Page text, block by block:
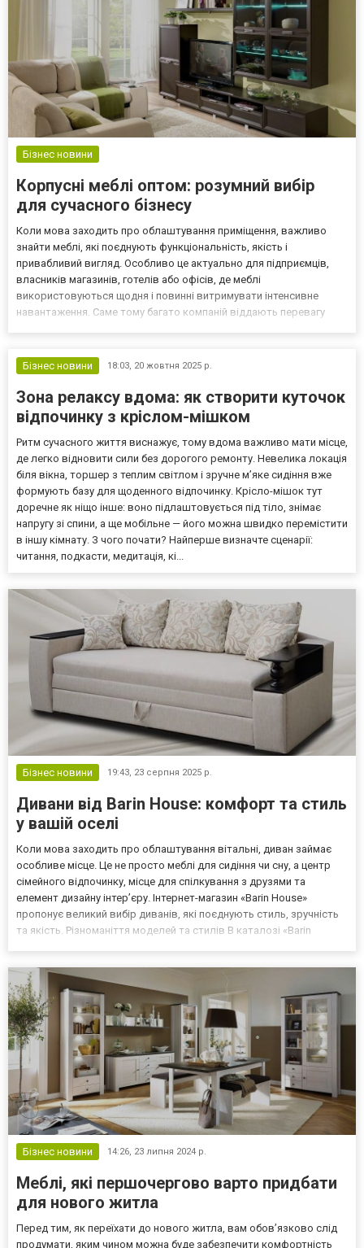
Бізнес новини
Корпусні меблі оптом: розумний вибір
для сучасного бізнесу
Коли мова заходить про облаштування приміщення, важливо
знайти меблі, які поєднують функціональність, якість і
привабливий вигляд. Особливо це актуально для підприємців,
власників магазинів, готелів або офісів, де меблі
використовуються щодня і повинні витримувати інтенсивне
навантаження. Саме тому багато компаній віддають перевагу
service.shop/ua/...
Бізнес новини 18:03, 20 жовтня 2025 р.
Зона релаксу вдома: як створити куточок
відпочинку з кріслом-мішком
Ритм сучасного життя виснажує, тому вдома важливо мати місце,
де легко відновити сили без дорогого ремонту. Невелика локація
біля вікна, торшер з теплим світлом і зручне м’яке сидіння вже
формують базу для щоденного відпочинку. Крісло-мішок тут
доречне як ніщо інше: воно підлаштовується під тіло, знімає
напругу зі спини, а ще мобільне — його можна швидко перемістити
в іншу кімнату. З чого почати? Найперше визначте сценарії:
читання, подкасти, медитація, кі...
Бізнес новини 19:43, 23 серпня 2025 р.
Дивани від Barin House: комфорт та стиль
у вашій оселі
Коли мова заходить про облаштування вітальні, диван займає
особливе місце. Це не просто меблі для сидіння чи сну, а центр
сімейного відпочинку, місце для спілкування з друзями та
елемент дизайну інтер’єру. Інтернет-магазин «Barin House»
пропонує великий вибір диванів, які поєднують стиль, зручність
та якість. Різноманіття моделей та стилів В каталозі «Barin
Бізнес новини 14:26, 23 липня 2024 р.
Меблі, які першочергово варто придбати
для нового житла
Перед тим, як переїхати до нового житла, вам обов’язково слід
продумати, яким чином можна буде забезпечити комфортність